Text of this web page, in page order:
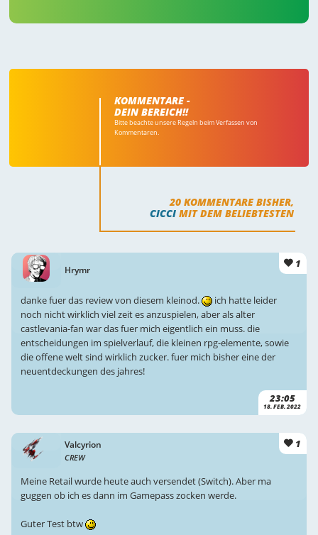
KOMMENTARE -
DEIN BEREICH!!
Bitte beachte unsere Regeln beim Verfassen von
Kommentaren.
20 KOMMENTARE BISHER,
CICCI MIT DEM BELIEBTESTEN
Hrymr
1
23:05
18. FEB. 2022
danke fuer das review von diesem kleinod.
ich hatte leider
noch nicht wirklich viel zeit es anzuspielen, aber als alter
castlevania-fan war das fuer mich eigentlich ein muss. die
entscheidungen im spielverlauf, die kleinen rpg-elemente, sowie
die offene welt sind wirklich zucker. fuer mich bisher eine der
neuentdeckungen des jahres!
Valcyrion
CREW
1
Meine Retail wurde heute auch versendet (Switch). Aber ma
guggen ob ich es dann im Gamepass zocken werde.
Guter Test btw